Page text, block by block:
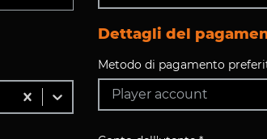
Dettagli del
Metodo di pagamento
Player account